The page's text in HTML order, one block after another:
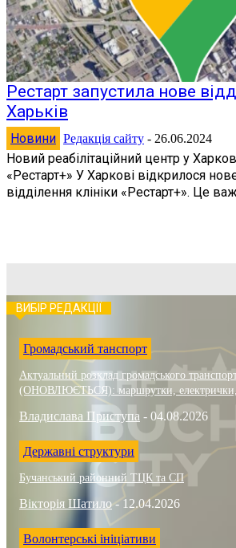
Рестарт запустила нове
Харьків
Новини Редакція сайту - 26.06.2024
Новий реабілітаційний центр у
«Рестарт+» У Харкові відкрилося нове реабілітаційне
відділення клініки «Рестарт+». Це
ВИБІР РЕДАКЦІЇ
Громадський танспорт
Актуальний розклад громадського
(ОНОВЛЮЄТЬСЯ): маршрутки, електрички,
Владислава Приступа - 04.08.2026
Державні структури
Бучанський районний ТЦК та СП
Вікторія Шатило - 12.04.2026
Волонтерські ініціативи